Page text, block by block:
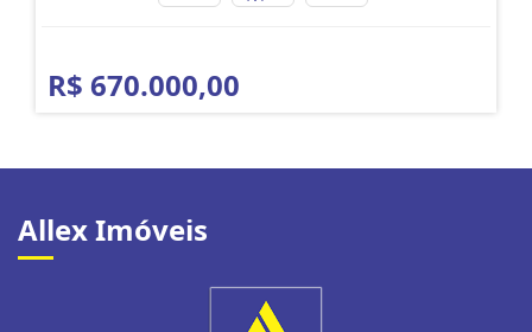
R$ 670.000,00
Allex Imóveis